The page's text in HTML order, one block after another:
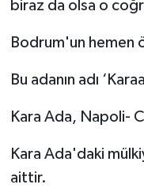
biraz da olsa o
Bodrum'un hemen
Bu adanın adı
Kara Ada, Napoli-
Kara Ada'daki
aittir.